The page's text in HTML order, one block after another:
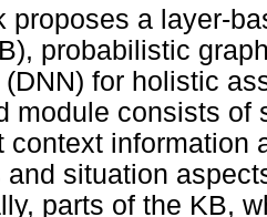
proposes a layer-
probabilistic
(DNN) for holistic
module consists
context information
and situation
parts of the KB,